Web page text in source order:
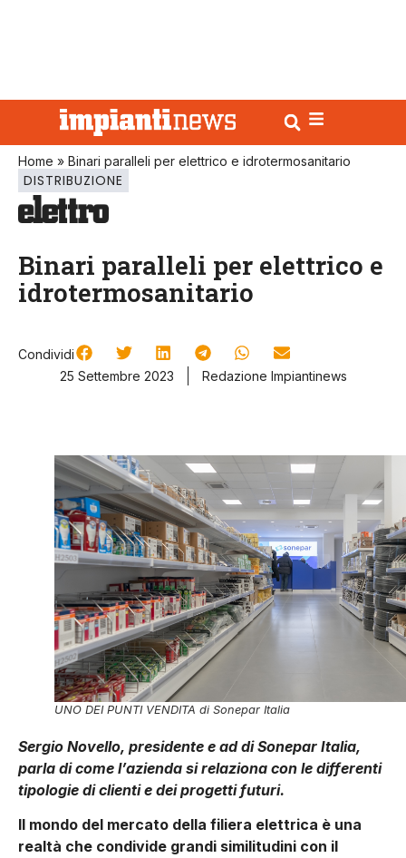
Home » Binari paralleli per elettrico e idrotermosanitario
DISTRIBUZIONE
Binari paralleli per elettrico e
idrotermosanitario
Condividi
25 Settembre 2023
Redazione Impiantinews
UNO DEI PUNTI VENDITA di Sonepar Italia
Sergio Novello, presidente e ad di Sonepar Italia,
parla di come l’azienda si relaziona con le differenti
tipologie di clienti e dei progetti futuri.
Il mondo del mercato della filiera elettrica è una
real­tà che condivide grandi si­militudini con il